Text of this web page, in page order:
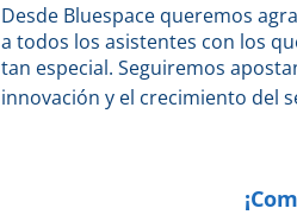
Desde Bluespace queremos
a todos los asistentes con los
tan especial. Seguiremos
innovación y el crecimiento del